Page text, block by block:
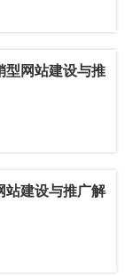
型网站建设与推
站建设与推广解